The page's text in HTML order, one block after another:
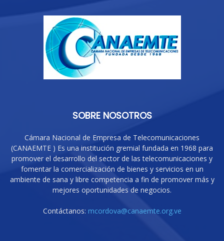
SOBRE NOSOTROS
Cámara Nacional de Empresa de Telecomunicaciones
(CANAEMTE ) Es una institución gremial fundada en 1968 para
promover el desarrollo del sector de las telecomunicaciones y
fomentar la comercialización de bienes y servicios en un
ambiente de sana y libre competencia a fin de promover más y
mejores oportunidades de negocios.
Contáctanos: mcordova@canaemte.org.ve